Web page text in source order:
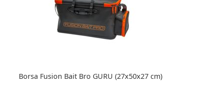
Borsa Fusion Bait Bro GURU (27x50x27 cm)